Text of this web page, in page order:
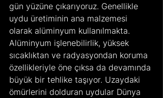
gün yüzüne çıkarıyoruz. Genellikle
uydu üretiminin ana malzemesi
olarak alüminyum kullanılmakta.
Alüminyum işlenebilirlik, yüksek
sıcaklıktan ve radyasyondan koruma
özellikleriyle öne çıksa da devamında
büyük bir tehlike taşıyor. Uzaydaki
ömürlerini dolduran uydular Dünya